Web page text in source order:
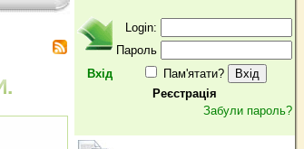
Вхід
Login:
Пароль
Пам'ятати?
Реєстрація
Забули пароль?